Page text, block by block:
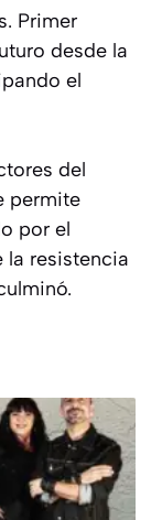
Primer
desde la
el
del
permite
por el
la resistencia